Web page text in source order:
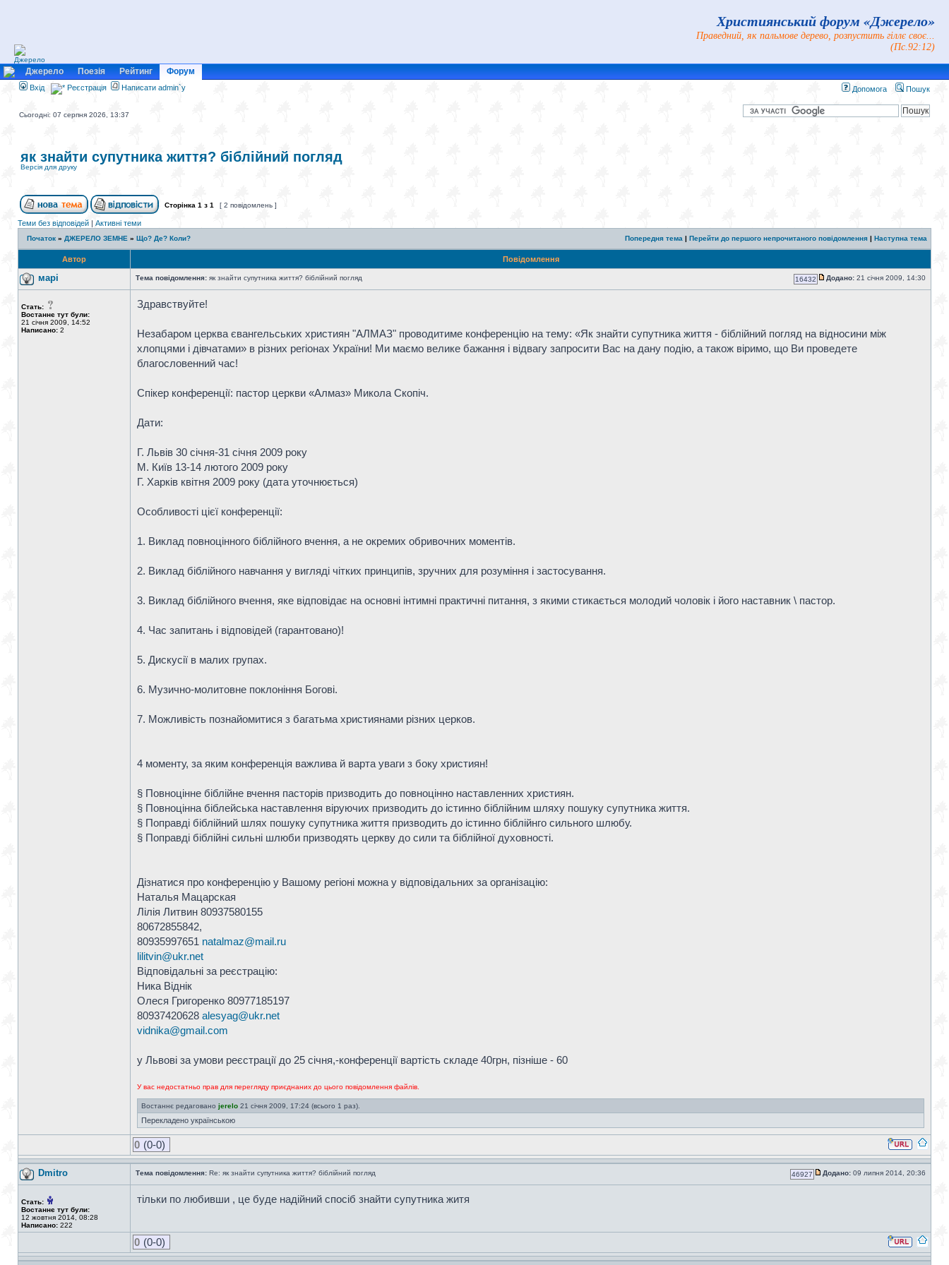
Християнський форум «Джерело»
Праведний, як пальмове дерево, розпустить гіллє своє...
(Пс.92:12)
Джерело Поезія Рейтинг Форум
Вхід Реєстрація Написати admin`у Допомога Пошук
Сьогодні: 07 серпня 2026, 13:37
як знайти супутника життя? біблійний погляд
Версія для друку
Сторінка 1 з 1 [ 2 повідомлень ]
Теми без відповідей | Активні теми
Початок » ДЖЕРЕЛО ЗЕМНЕ » Що? Де? Коли? Попередня тема | Перейти до першого непрочитаного повідомлення | Наступна тема
Автор Повідомлення
марі Тема повідомлення: як знайти супутника життя? біблійний погляд 16432 Додано: 21 січня 2009, 14:30
Стать:
Востаннє тут були:
21 січня 2009, 14:52
Написано: 2
Здравствуйте!
Незабаром церква євангельських християн "АЛМАЗ" проводитиме конференцію на тему: «Як знайти супутника життя - біблійний погляд на відносини між
хлопцями і дівчатами» в різних регіонах України! Ми маємо велике бажання і відвагу запросити Вас на дану подію, а також віримо, що Ви проведете
благословенний час!
Спікер конференції: пастор церкви «Алмаз» Микола Скопіч.
Дати:
Г. Львів 30 січня-31 січня 2009 року
М. Київ 13-14 лютого 2009 року
Г. Харків квітня 2009 року (дата уточнюється)
Особливості цієї конференції:
1. Виклад повноцінного біблійного вчення, а не окремих обривочних моментів.
2. Виклад біблійного навчання у вигляді чітких принципів, зручних для розуміння і застосування.
3. Виклад біблійного вчення, яке відповідає на основні інтимні практичні питання, з якими стикається молодий чоловік і його наставник \ пастор.
4. Час запитань і відповідей (гарантовано)!
5. Дискусії в малих групах.
6. Музично-молитовне поклоніння Богові.
7. Можливість познайомитися з багатьма християнами різних церков.
4 моменту, за яким конференція важлива й варта уваги з боку християн!
§ Повноцінне біблійне вчення пасторів призводить до повноцінно наставленних християн.
§ Повноцінна біблейська наставлення віруючих призводить до істинно біблійним шляху пошуку супутника життя.
§ Поправді біблійний шлях пошуку супутника життя призводить до істинно біблійнго сильного шлюбу.
§ Поправді біблійні сильні шлюби призводять церкву до сили та біблійної духовності.
Дізнатися про конференцію у Вашому регіоні можна у відповідальних за організацію:
Наталья Мацарская
Лілія Литвин 80937580155
80672855842,
80935997651 natalmaz@mail.ru
lilitvin@ukr.net
Відповідальні за реєстрацію:
Ника Віднік
Олеся Григоренко 80977185197
80937420628 alesyag@ukr.net
vidnika@gmail.com
у Львові за умови реєстрації до 25 січня,-конференції вартість складе 40грн, пізніше - 60
У вас недостатньо прав для перегляду приєднаних до цього повідомлення файлів.
Востаннє редаговано jerelo 21 січня 2009, 17:24 (всього 1 раз).
Перекладено українською
0 (0-0)
Dmitro Тема повідомлення: Re: як знайти супутника життя? біблійний погляд 46927 Додано: 09 липня 2014, 20:36
Стать:
Востаннє тут були:
12 жовтня 2014, 08:28
Написано: 222
тільки по любивши , це буде надійний спосіб знайти супутника житя
0 (0-0)